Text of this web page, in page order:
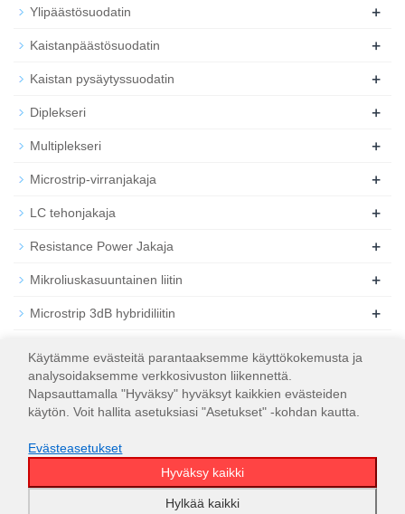
Ylipäästösuodatin +
Kaistanpäästösuodatin +
Kaistan pysäytyssuodatin +
Diplekseri +
Multiplekseri +
Microstrip-virranjakaja +
LC tehonjakaja +
Resistance Power Jakaja +
Mikroliuskasuuntainen liitin +
Microstrip 3dB hybridiliitin +
Koaksiaalinen RF-kuorma
WT Microwave INC.
Käytämme evästeitä parantaaksemme käyttökokemusta ja
analysoidaksemme verkkosivuston liikennettä.
Napsauttamalla "Hyväksy" hyväksyt kaikkien evästeiden
käytön. Voit hallita asetuksiasi "Asetukset" -kohdan kautta.
Evästeasetukset
Hyväksy kaikki
Hylkää kaikki